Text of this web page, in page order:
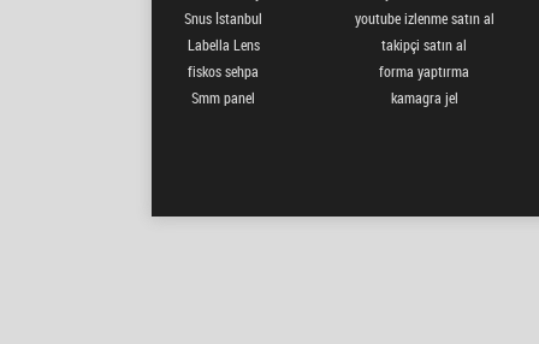
Snus İstanbul
Labella Lens
fiskos sehpa
Smm panel
youtube izlenme satın al
takipçi satın al
forma yaptırma
kamagra jel